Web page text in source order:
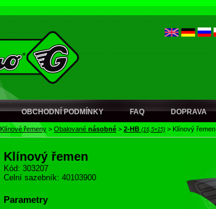
OBCHODNÍ PODMÍNKY FAQ DOPRAVA
Klínové řemeny > Obalované násobné > 2-HB (16,5×15) > Klínový řemen
Klínový řemen
Kód: 303207
Celní sazebník: 40103900
Parametry